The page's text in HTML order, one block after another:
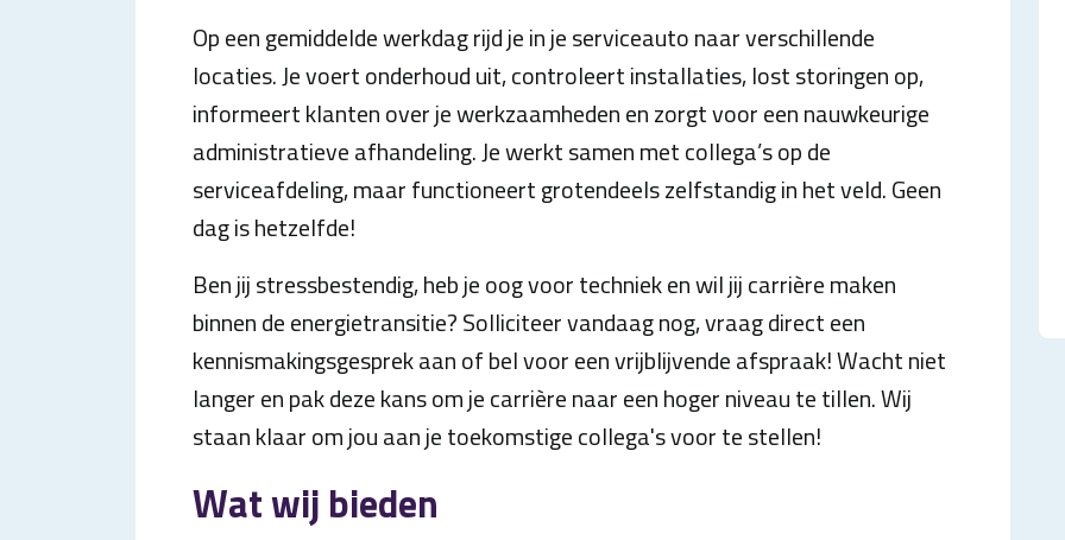
Op een gemiddelde werkdag rijd je in je serviceauto naar verschillende
locaties. Je voert onderhoud uit, controleert installaties, lost storingen op,
informeert klanten over je werkzaamheden en zorgt voor een nauwkeurige
administratieve afhandeling. Je werkt samen met collega’s op de
serviceafdeling, maar functioneert grotendeels zelfstandig in het veld. Geen
dag is hetzelfde!
Ben jij stressbestendig, heb je oog voor techniek en wil jij carrière maken
binnen de energietransitie? Solliciteer vandaag nog, vraag direct een
kennismakingsgesprek aan of bel voor een vrijblijvende afspraak! Wacht niet
langer en pak deze kans om je carrière naar een hoger niveau te tillen. Wij
staan klaar om jou aan je toekomstige collega's voor te stellen!
Wat wij bieden